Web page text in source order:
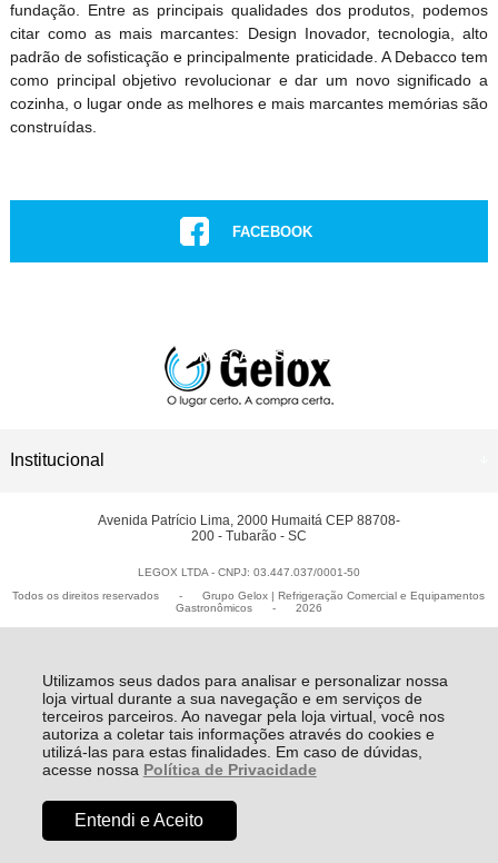
Utilizamos seus dados para analisar e personalizar nossa
loja virtual durante a sua navegação e em serviços de
terceiros parceiros. Ao navegar pela loja virtual, você nos
autoriza a coletar tais informações através do cookies e
utilizá-las para estas finalidades. Em caso de dúvidas,
acesse nossa Política de Privacidade
Entendi e Aceito
fundação. Entre as principais qualidades dos produtos, podemos
citar como as mais marcantes: Design Inovador, tecnologia, alto
padrão de sofisticação e principalmente praticidade. A Debacco tem
como principal objetivo revolucionar e dar um novo significado a
cozinha, o lugar onde as melhores e mais marcantes memórias são
construídas.
FACEBOOK
CONHEÇA NOSSAS LOJAS
Institucional
Avenida Patrício Lima, 2000 Humaitá CEP 88708-
200 - Tubarão - SC
LEGOX LTDA - CNPJ: 03.447.037/0001-50
Todos os direitos reservados
-
Grupo Gelox | Refrigeração Comercial e Equipamentos
Gastronômicos
- 2026